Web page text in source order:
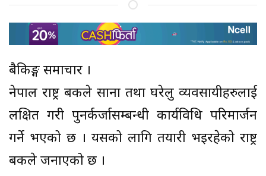
बैकिङ्ग समाचार ।
नेपाल राष्ट्र बैंकले साना तथा घरेलु व्यवसायीहरुलाई
लक्षित गरी पुनर्कर्जासम्बन्धी कार्यविधि परिमार्जन
गर्ने भएको छ । यसको लागि तयारी भइरहेको राष्ट्र
बैंकले जनाएको छ ।